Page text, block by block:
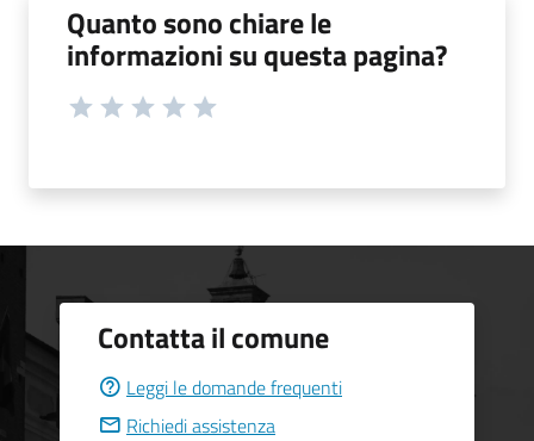
Quanto sono chiare le
informazioni su questa pagina?
Contatta il comune
Leggi le domande frequenti
Richiedi assistenza